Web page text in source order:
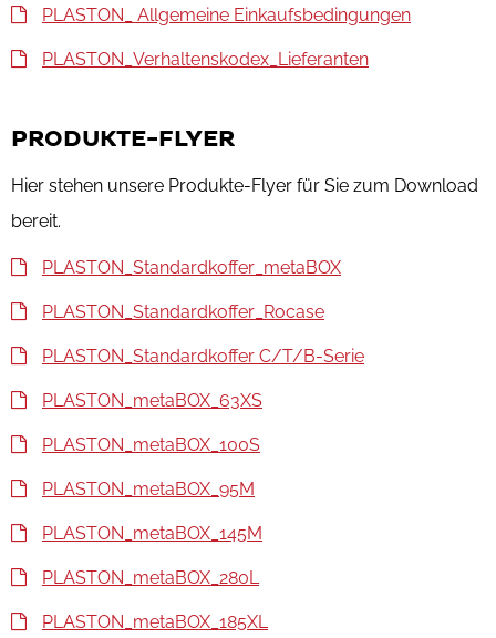
PLASTON_ Allgemeine Einkaufsbedingungen
PLASTON_Verhaltenskodex_Lieferanten
PRODUKTE-FLYER
Hier stehen unsere Produkte-Flyer für Sie zum Download
bereit.
PLASTON_Standardkoffer_metaBOX
PLASTON_Standardkoffer_Rocase
PLASTON_Standardkoffer C/T/B-Serie
PLASTON_metaBOX_63XS
PLASTON_metaBOX_100S
PLASTON_metaBOX_95M
PLASTON_metaBOX_145M
PLASTON_metaBOX_280L
PLASTON_metaBOX_185XL